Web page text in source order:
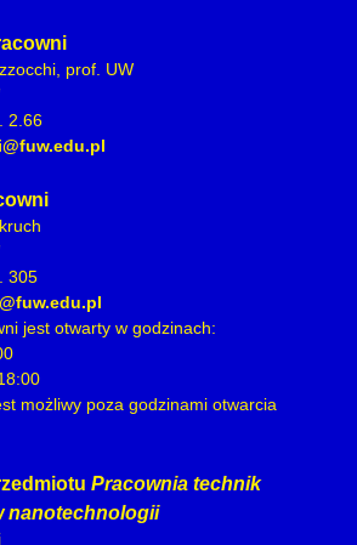
prof. UW
2.66
305
jest otwarty w godzinach:
możliwy poza godzinami otwarcia
Pracownia technik
nanotechnologii